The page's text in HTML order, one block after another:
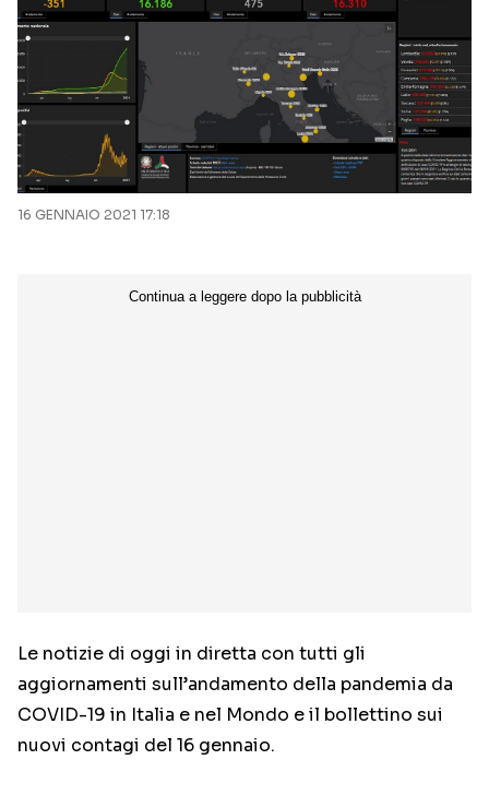
16 GENNAIO 2021 17:18
Le notizie di oggi in diretta con tutti gli
aggiornamenti sull’andamento della pandemia da
COVID-19 in Italia e nel Mondo e il bollettino sui
nuovi contagi del 16 gennaio.